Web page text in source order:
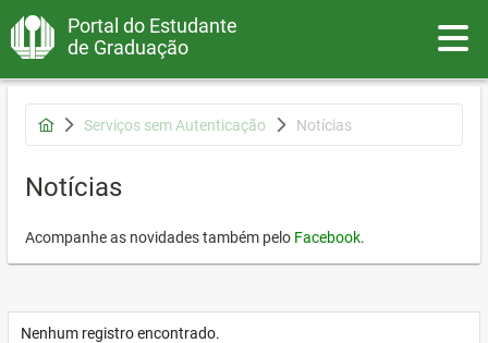
Portal do Estudante
de Graduação
Serviços sem Autenticação Notícias
Notícias
Acompanhe as novidades também pelo Facebook.
Nenhum registro encontrado.